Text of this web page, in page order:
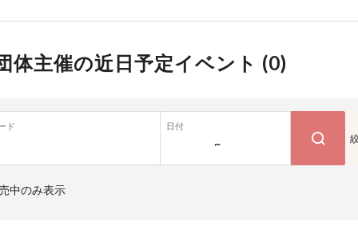
体主催の近日予定イベント (0)
ド 日付
~
中のみ表示